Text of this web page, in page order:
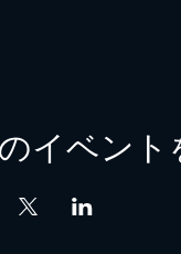
イベント